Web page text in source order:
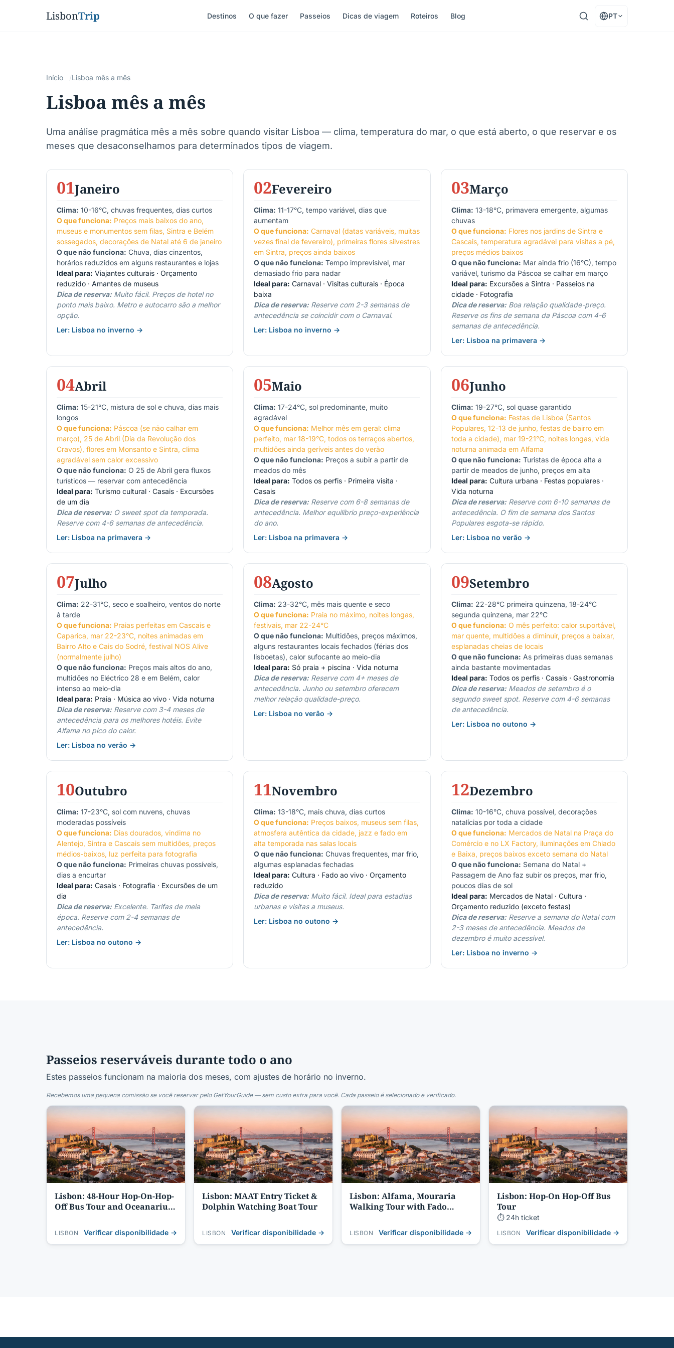
LisbonTrip Destinos O que fazer Passeios Dicas de viagem Roteiros Blog PT
Início Lisboa mês a mês
Lisboa mês a mês
Uma análise pragmática mês a mês sobre quando visitar Lisboa — clima, temperatura do mar, o que está aberto, o que reservar e os
meses que desaconselhamos para determinados tipos de viagem.
01Janeiro
Clima: 10-16°C, chuvas frequentes, dias curtos
O que funciona: Preços mais baixos do ano,
museus e monumentos sem filas, Sintra e Belém
sossegados, decorações de Natal até 6 de janeiro
O que não funciona: Chuva, dias cinzentos,
horários reduzidos em alguns restaurantes e lojas
Ideal para: Viajantes culturais · Orçamento
reduzido · Amantes de museus
Dica de reserva: Muito fácil. Preços de hotel no
ponto mais baixo. Metro e autocarro são a melhor
opção.
Ler: Lisboa no inverno →
02Fevereiro
Clima: 11-17°C, tempo variável, dias que
aumentam
O que funciona: Carnaval (datas variáveis, muitas
vezes final de fevereiro), primeiras flores silvestres
em Sintra, preços ainda baixos
O que não funciona: Tempo imprevisível, mar
demasiado frio para nadar
Ideal para: Carnaval · Visitas culturais · Época
baixa
Dica de reserva: Reserve com 2-3 semanas de
antecedência se coincidir com o Carnaval.
Ler: Lisboa no inverno →
03Março
Clima: 13-18°C, primavera emergente, algumas
chuvas
O que funciona: Flores nos jardins de Sintra e
Cascais, temperatura agradável para visitas a pé,
preços médios baixos
O que não funciona: Mar ainda frio (16°C), tempo
variável, turismo da Páscoa se calhar em março
Ideal para: Excursões a Sintra · Passeios na
cidade · Fotografia
Dica de reserva:Boa relação qualidade-preço.
Reserve os fins de semana da Páscoa com 4-6
semanas de antecedência.
Ler: Lisboa na primavera →
04Abril
Clima: 15-21°C, mistura de sol e chuva, dias mais
longos
O que funciona: Páscoa (se não calhar em
março), 25 de Abril (Dia da Revolução dos
Cravos), flores em Monsanto e Sintra, clima
agradável sem calor excessivo
O que não funciona: O 25 de Abril gera fluxos
turísticos — reservar com antecedência
Ideal para: Turismo cultural · Casais · Excursões
de um dia
Dica de reserva: O sweet spot da temporada.
Reserve com 4-6 semanas de antecedência.
Ler: Lisboa na primavera →
05Maio
Clima: 17-24°C, sol predominante, muito
agradável
O que funciona: Melhor mês em geral: clima
perfeito, mar 18-19°C, todos os terraços abertos,
multidões ainda geríveis antes do verão
O que não funciona: Preços a subir a partir de
meados do mês
Ideal para: Todos os perfis · Primeira visita ·
Casais
Dica de reserva: Reserve com 6-8 semanas de
antecedência. Melhor equilíbrio preço-experiência
do ano.
Ler: Lisboa na primavera →
06Junho
Clima: 19-27°C, sol quase garantido
O que funciona: Festas de Lisboa (Santos
Populares, 12-13 de junho, festas de bairro em
toda a cidade), mar 19-21°C, noites longas, vida
noturna animada em Alfama
O que não funciona: Turistas de época alta a
partir de meados de junho, preços em alta
Ideal para: Cultura urbana · Festas populares ·
Vida noturna
Dica de reserva:Reserve com 6-10 semanas de
antecedência. O fim de semana dos Santos
Populares esgota-se rápido.
Ler: Lisboa no verão →
07Julho
Clima: 22-31°C, seco e soalheiro, ventos do norte
à tarde
O que funciona: Praias perfeitas em Cascais e
Caparica, mar 22-23°C, noites animadas em
Bairro Alto e Cais do Sodré, festival NOS Alive
(normalmente julho)
O que não funciona: Preços mais altos do ano,
multidões no Eléctrico 28 e em Belém, calor
intenso ao meio-dia
Ideal para: Praia · Música ao vivo · Vida noturna
Dica de reserva: Reserve com 3-4 meses de
antecedência para os melhores hotéis. Evite
Alfama no pico do calor.
Ler: Lisboa no verão →
08Agosto
Clima: 23-32°C, mês mais quente e seco
O que funciona: Praia no máximo, noites longas,
festivais, mar 22-24°C
O que não funciona: Multidões, preços máximos,
alguns restaurantes locais fechados (férias dos
lisboetas), calor sufocante ao meio-dia
Ideal para: Só praia + piscina · Vida noturna
Dica de reserva: Reserve com 4+ meses de
antecedência. Junho ou setembro oferecem
melhor relação qualidade-preço.
Ler: Lisboa no verão →
09Setembro
Clima: 22-28°C primeira quinzena, 18-24°C
segunda quinzena, mar 22°C
O que funciona: O mês perfeito: calor suportável,
mar quente, multidões a diminuir, preços a baixar,
esplanadas cheias de locais
O que não funciona: As primeiras duas semanas
ainda bastante movimentadas
Ideal para: Todos os perfis · Casais · Gastronomia
Dica de reserva:Meados de setembro é o
segundo sweet spot. Reserve com 4-6 semanas
de antecedência.
Ler: Lisboa no outono →
10Outubro
Clima: 17-23°C, sol com nuvens, chuvas
moderadas possíveis
O que funciona: Dias dourados, vindima no
Alentejo, Sintra e Cascais sem multidões, preços
médios-baixos, luz perfeita para fotografia
O que não funciona: Primeiras chuvas possíveis,
dias a encurtar
Ideal para: Casais · Fotografia · Excursões de um
dia
Dica de reserva: Excelente. Tarifas de meia
época. Reserve com 2-4 semanas de
antecedência.
Ler: Lisboa no outono →
11Novembro
Clima: 13-18°C, mais chuva, dias curtos
O que funciona: Preços baixos, museus sem filas,
atmosfera autêntica da cidade, jazz e fado em
alta temporada nas salas locais
O que não funciona: Chuvas frequentes, mar frio,
algumas esplanadas fechadas
Ideal para: Cultura · Fado ao vivo · Orçamento
reduzido
Dica de reserva: Muito fácil. Ideal para estadias
urbanas e visitas a museus.
Ler: Lisboa no outono →
12Dezembro
Clima: 10-16°C, chuva possível, decorações
natalícias por toda a cidade
O que funciona: Mercados de Natal na Praça do
Comércio e no LX Factory, iluminações em Chiado
e Baixa, preços baixos exceto semana do Natal
O que não funciona: Semana do Natal +
Passagem de Ano faz subir os preços, mar frio,
poucos dias de sol
Ideal para: Mercados de Natal · Cultura ·
Orçamento reduzido (exceto festas)
Dica de reserva:Reserve a semana do Natal com
2-3 meses de antecedência. Meados de
dezembro é muito acessível.
Ler: Lisboa no inverno →
Passeios reserváveis durante todo o ano
Estes passeios funcionam na maioria dos meses, com ajustes de horário no inverno.
Recebemos uma pequena comissão se você reservar pelo GetYourGuide — sem custo extra para você. Cada passeio é selecionado e verificado.
Lisbon: 48-Hour Hop-On-Hop-
Off Bus Tour and Oceanarium
LISBON Verificar disponibilidade →
Lisbon: MAAT Entry Ticket &
Dolphin Watching Boat Tour
LISBON Verificar disponibilidade →
Lisbon: Alfama, Mouraria
Walking Tour with Fado
LISBON Verificar disponibilidade →
Lisbon: Hop-On Hop-Off Bus
Tour
⏱ 24h ticket
LISBON Verificar disponibilidade →